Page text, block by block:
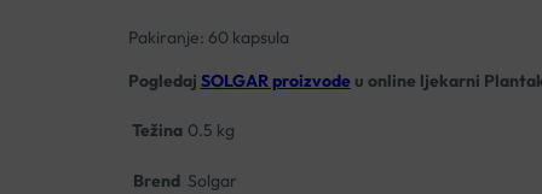
Pakiranje: 60 kapsula
Pogledaj SOLGAR proizvode u online ljekarni
Težina 0.5 kg
Brend Solgar